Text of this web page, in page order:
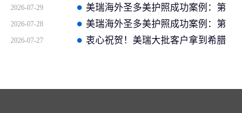
2026-07-29
2026-07-28
2026-07-27
企业如何助客户快速拿证
美瑞海外圣多美护照成功案例：第
二个中国人获批信官方截图
美瑞海外圣多美护照成功案例：第
一个中国人获批信
衷心祝贺！美瑞大批客户拿到希腊